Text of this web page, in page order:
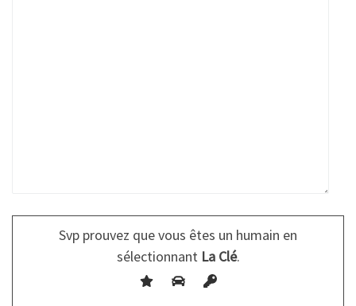
Svp prouvez que vous êtes un humain en
sélectionnantLa Clé.